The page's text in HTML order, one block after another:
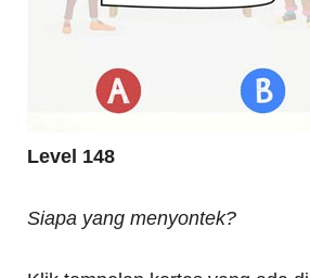
Level 148
Siapa yang menyontek?